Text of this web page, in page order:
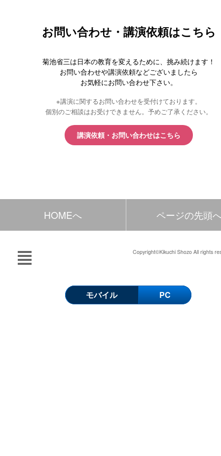
お問い合わせ・講演依頼はこちら
菊池省三は日本の教育を変えるために、挑み続けます！
お問い合わせや講演依頼などございましたら
お気軽にお問い合わせ下さい。
※講演に関するお問い合わせを受付けております。
個別のご相談はお受けできません。予めご了承ください。
講演依頼・お問い合わせはこちら
HOMEへ ページの先頭
Copyright©Kikuchi Shozo All rights
モバイル PC